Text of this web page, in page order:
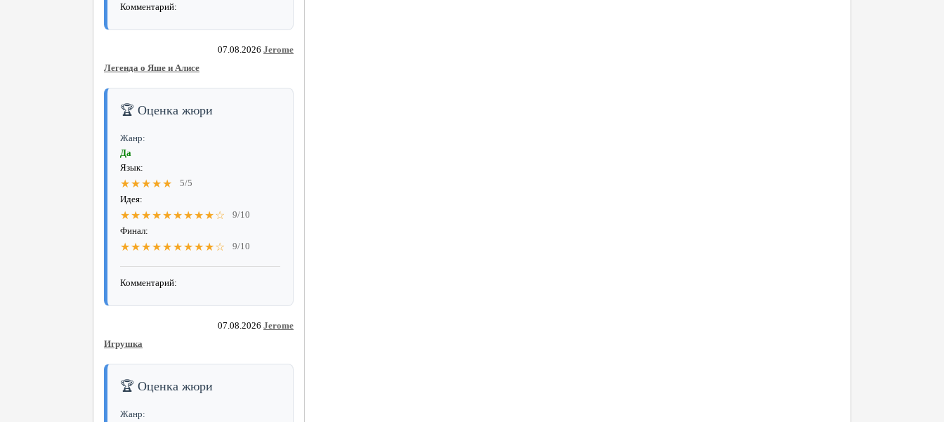
Комментарий:
07.08.2026 Jerome
Легенда о Яше и Алисе
🏆 Оценка жюри
Жанр:
Да
Язык:
★★★★★
5/5
Идея:
★★★★★★★★★☆
9/10
Финал:
★★★★★★★★★☆ 9/10
Комментарий:
07.08.2026 Jerome
Игрушка
🏆 Оценка жюри
Жанр: